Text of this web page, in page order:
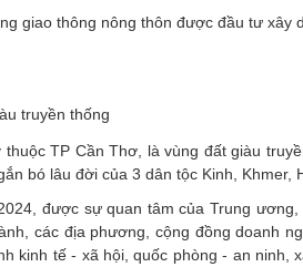
giao thông nông thôn được đầu tư xây
truyền thống
thuộc TP Cần Thơ, là vùng đất giàu
bó lâu đời của 3 dân tộc Kinh, Khmer,
được sự quan tâm của Trung
các địa phương, cộng đồng doanh
kinh tế - xã hội, quốc phòng - an